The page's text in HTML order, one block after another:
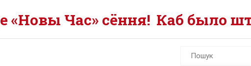
Час» сёння! Каб было